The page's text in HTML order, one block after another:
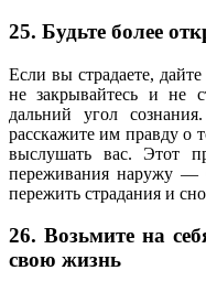
25. Будьте более
Если вы страдаете,
не закрывайтесь и не
дальний угол
расскажите им правду о
выслушать вас. Этот
переживания наружу —
пережить страдания и
26. Возьмите на
свою жизнь